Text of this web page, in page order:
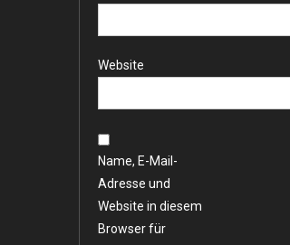
Website
Name, E-Mail-
Adresse und
Website in diesem
Browser für